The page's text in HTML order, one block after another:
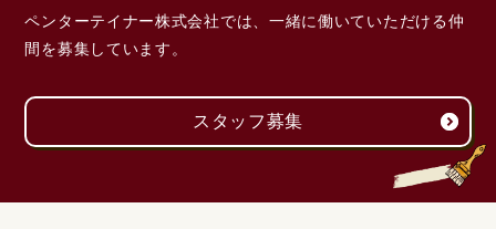
ペンターテイナー株式会社では、一緒に働いていただける仲
間を募集しています。
スタッフ募集